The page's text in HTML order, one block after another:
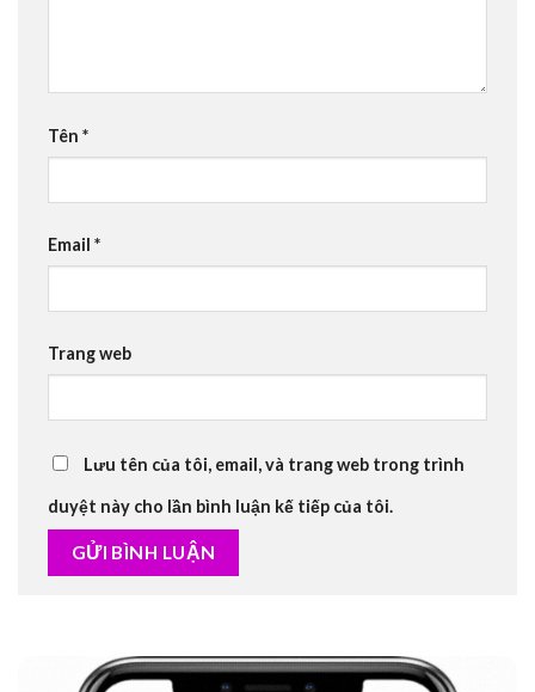
Tên *
Email *
Trang web
Lưu tên của tôi, email, và trang web trong trình
duyệt này cho lần bình luận kế tiếp của tôi.